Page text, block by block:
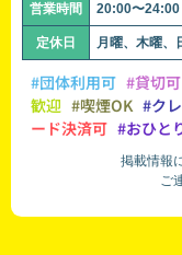
営業時間 20:00〜24:00
定休日 月曜、木曜、
#団体利用可 #貸切可
歓迎 #喫煙OK #ク
ード決済可 #おひと
掲載情報
ご